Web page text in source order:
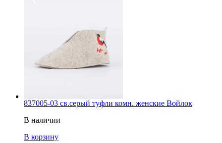
837005-03 св.серый туфли комн. женские Войлок
В наличии
В корзину